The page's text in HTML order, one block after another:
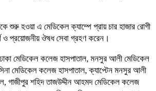
শুরু হওয়া এ মেডিকেল ক্যাম্পে প্রায় চার হাজার রোগী
ও প্রয়োজনীয় ঔষধ সেবা গ্রহণ করেন।
মেডিকেল কলেজ হাসপাতাল, মনসুর আলী মেডিকেল
মেডিকেল কলেজ হাসপাতাল, ক্যাপ্টেন মনসুর আলী
গাজীপুর শহিদ তাজউদ্দীন আহমদ মেডিকেল কলেজ